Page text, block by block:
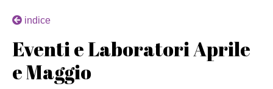
indice
Eventi e Laboratori Aprile
e Maggio